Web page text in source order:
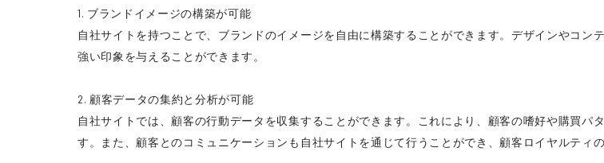
1. ブランドイメージの構築が可能
自社サイトを持つことで、ブランドのイメージを自由に構築することができます。デザインやコ
強い印象を与えることができます。
2. 顧客データの集約と分析が可能
自社サイトでは、顧客の行動データを収集することができます。これにより、顧客の嗜好や購買
す。また、顧客とのコミュニケーションも自社サイトを通じて行うことができ、顧客ロイヤルティ